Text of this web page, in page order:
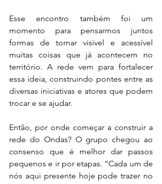
Esse encontro também foi um
momento para pensarmos juntos
formas de tornar visível e acessível
muitas coisas que já acontecem no
território. A rede vem para fortalecer
essa ideia, construindo pontes entre as
diversas iniciativas e atores que podem
trocar e se ajudar.
Então, por onde começar a construir a
rede do Ondas? O grupo chegou ao
consenso que é melhor dar passos
pequenos e ir por etapas. “Cada um de
nós aqui presente hoje pode trazer no